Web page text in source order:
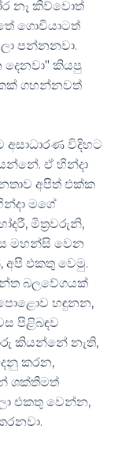
නෑ කිව්වොත්
ගොවියාටත්
පන්නනවා.
දෙනවා" කියපු
ගහන්නවත්
විදිහට
ඒ හින්දා
අපිත් එක්ක
මගේ
මිත්‍රවරුනි,
මහන්සි වෙන
එකතු වෙමු.
බලවේගයක්
හඳුනන,
පිළිබඳව
කියන්නේ නැති,
කරන,
ශක්තිමත්
එකතු වෙන්න,